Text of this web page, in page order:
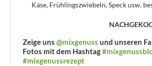
Käse, Frühlingszwiebeln, Speck usw.
Zeige uns @mixgenuss und unseren
Fotos mit dem Hashtag
#mixgenussrezept